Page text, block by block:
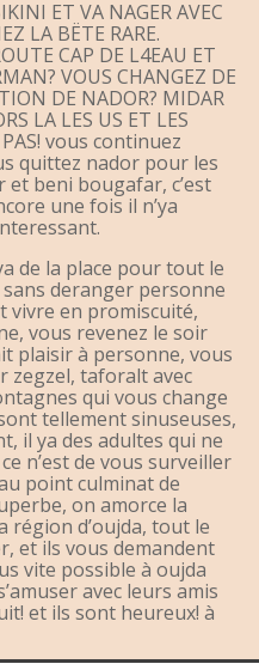
ET VA NAGER AVEC
LA BËTE RARE.
CAP DE L4EAU ET
VOUS CHANGEZ DE
DE NADOR? MIDAR
LA LES US ET LES
PAS! vous continuez
quittez nador pour les
beni bougafar, c’est
une fois il n’ya
de la place pour tout le
deranger personne
vivre en promiscuité,
vous revenez le soir
plaisir à personne, vous
zegzel, taforalt avec
qui vous change
tellement sinuseuses,
il ya des adultes qui ne
n’est de vous surveiller
point culminat de
on amorce la
région d’oujda, tout le
et ils vous demandent
vite possible à oujda
avec leurs amis
et ils sont heureux! à